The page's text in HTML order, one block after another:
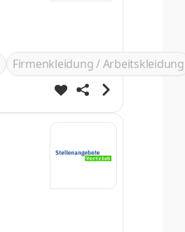
Firmenkleidung / Arbeitskleidung